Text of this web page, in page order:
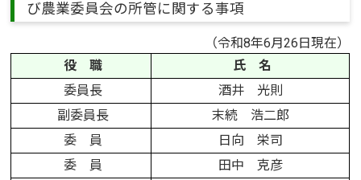
び農業委員会の所管に関する事項
（令和8年6月26日現在）
役 職
氏 名
委員長
酒井 光則
副委員長
末続 浩二郎
委 員
日向 栄司
委 員
田中 克彦